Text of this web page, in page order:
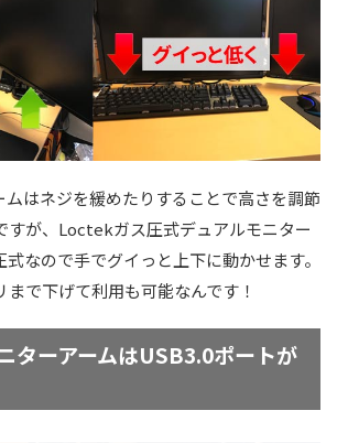
ムはネジを緩めたりすることで高さを調節
が、 Loctekガス圧式デュアルモニター
なので手でグイっと上下に動かせます。
で下げて利用も可能なんです！
ターアームはUSB3.0ポートが